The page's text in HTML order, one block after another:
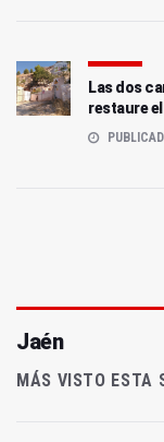
Las dos
restaure
Jaén
MÁS VISTO ESTA